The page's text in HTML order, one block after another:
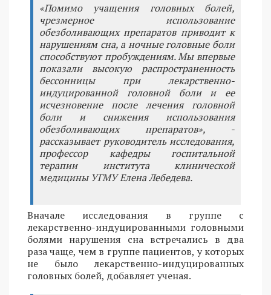
«Помимо учащения головных болей,
чрезмерное использование
обезболивающих препаратов приводит к
нарушениям сна, а ночные головные боли
способствуют пробуждениям. Мы впервые
показали высокую распространенность
бессонницы при лекарственно-
индуцированной головной боли и ее
исчезновение после лечения головной
боли и снижения использования
обезболивающих препаратов», -
рассказывает руководитель исследования,
профессор кафедры госпитальной
терапии института клинической
медицины УГМУ Елена Лебедева.
Вначале исследования в группе с
лекарственно-индуцированными головными
болями нарушения сна встречались в два
раза чаще, чем в группе пациентов, у которых
не было лекарственно-индуцированных
головных болей, добавляет ученая.